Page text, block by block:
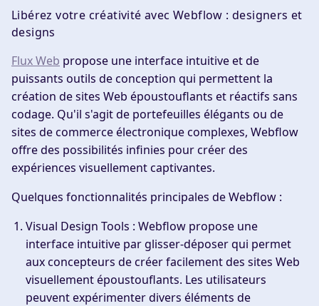
Libérez votre créativité avec Webflow : designers et
designs
Flux Web propose une interface intuitive et de
puissants outils de conception qui permettent la
création de sites Web époustouflants et réactifs sans
codage. Qu'il s'agit de portefeuilles élégants ou de
sites de commerce électronique complexes, Webflow
offre des possibilités infinies pour créer des
expériences visuellement captivantes.
Quelques fonctionnalités principales de Webflow :
Visual Design Tools : Webflow propose une
interface intuitive par glisser-déposer qui permet
aux concepteurs de créer facilement des sites Web
visuellement époustouflants. Les utilisateurs
peuvent expérimenter divers éléments de